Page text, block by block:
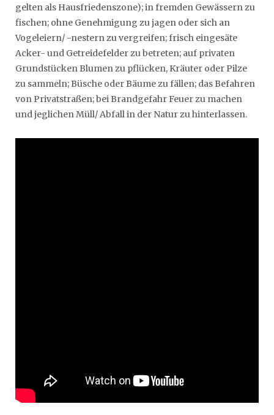
gelten als Hausfriedenszone); in fremden Gewässern zu
fischen; ohne Genehmigung zu jagen oder sich an
Vogeleiern/ -nestern zu vergreifen; frisch eingesäte
Acker- und Getreidefelder zu betreten; auf privaten
Grundstücken Blumen zu pflücken, Kräuter oder Pilze
zu sammeln; Büsche oder Bäume zu fällen; das Befahren
von Privatstraßen; bei Brandgefahr Feuer zu machen
und jeglichen Müll/ Abfall in der Natur zu hinterlassen.